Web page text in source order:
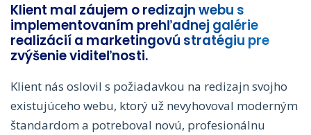
Klient mal záujem o redizajn webu s
implementovaním prehľadnej galérie
realizácií a marketingovú stratégiu pre
zvýšenie viditeľnosti.
Klient nás oslovil s požiadavkou na redizajn svojho
existujúceho webu, ktorý už nevyhovoval moderným
štandardom a potreboval novú, profesionálnu